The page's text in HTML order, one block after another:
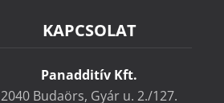
KAPCSOLAT
Panadditív Kft.
2040 Budaörs, Gyár u. 2./127.